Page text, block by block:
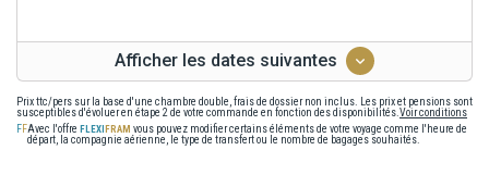
Afficher les dates suivantes
Prix ttc/pers sur la base d'une chambre double, frais de dossier non inclus. Les prix et pensions sont
susceptibles d'évoluer en étape 2 de votre commande en fonction des disponibilités. Voir conditions
Avec l'offre
vous pouvez modifier certains éléments de votre voyage comme l'heure de
départ, la compagnie aérienne, le type de transfert ou le nombre de bagages souhaités.